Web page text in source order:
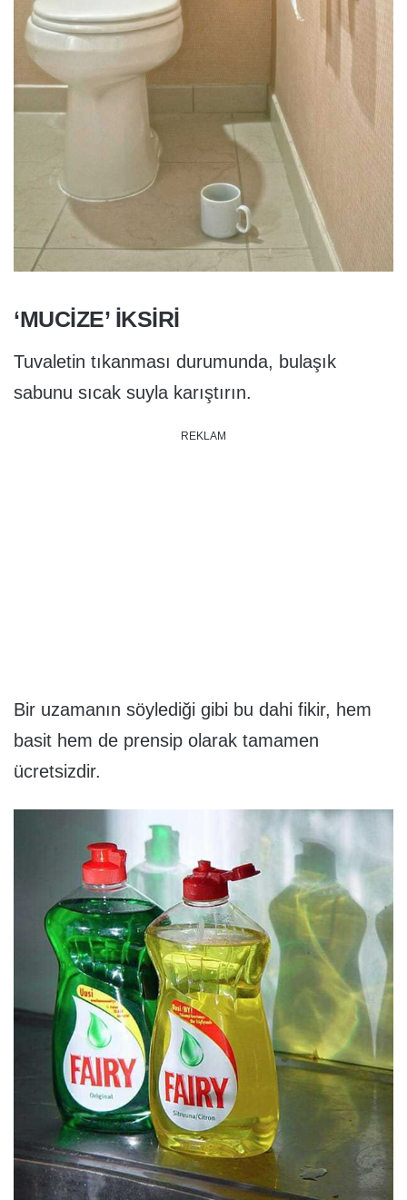
‘MUCIZE’ İKSIRI
Tuvaletin tıkanması durumunda, bulaşık
sabunu sıcak suyla karıştırın.
REKLAM
Bir uzamanın söylediği gibi bu dahi fikir, hem
basit hem de prensip olarak tamamen
ücretsizdir.